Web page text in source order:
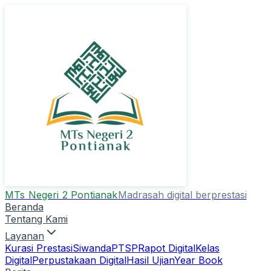
MTs Negeri 2 PontianakMadrasah digital berprestasi
Beranda
Tentang Kami
Layanan
Kurasi PrestasiSiwandaPTSPRapot DigitalKelas
DigitalPerpustakaan DigitalHasil UjianYear Book